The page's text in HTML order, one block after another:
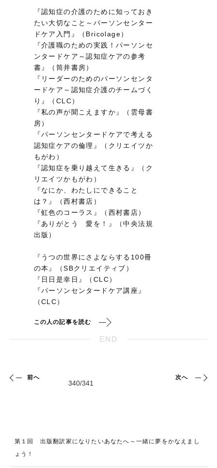
『認知症の介護のために知っておき
たい大切なこと～パーソンセンター
ドケア入門』（Bricolage）
『介護職のための実践！パーソンセ
ンタードケア～認知症ケアの参考
書』（筒井書房）
『リーダーのためのパーソンセンタ
ードケア～認知症介護のチームづく
り』（CLC）
『私の声が聞こえますか』（雲母書
房）
『パーソンセンタードケアで考える
認知症ケアの倫理』（クリエイツか
もがわ）
『認知症を乗り越えて生きる』（ク
リエイツかもがわ）
『なにか、わたしにできること
は？』（西村書店）
『虹色のコーラス』（西村書店）
『ありがとう 愛を！』（中央法規
出版）
『うつの世界にさよならする100冊
の本』（SBクリエイティブ）
『日日是幸日』（CLC）
『パーソンセンタードケア講座』
（CLC）
この人の記事を読む
END
前へ 次へ
第１回 出版翻訳家になりたいあなたへ～一緒に夢をかなえまし
ょう！